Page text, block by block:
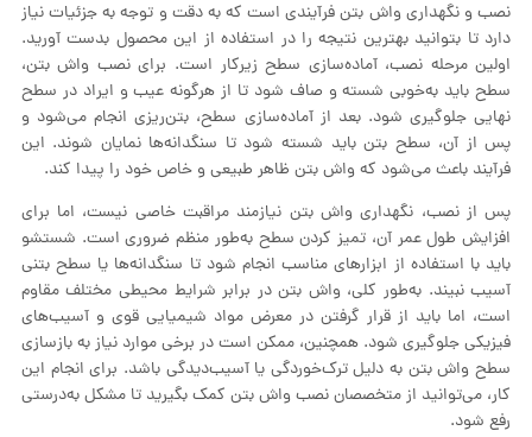
نصب و نگهداری واش بتن فرآیندی است که به دقت و توجه به جزئیات نیاز
دارد تا بتوانید بهترین نتیجه را در استفاده از این محصول بدست آورید.
اولین مرحله نصب، آماده‌سازی سطح زیرکار است. برای نصب واش بتن،
سطح باید به‌خوبی شسته و صاف شود تا از هرگونه عیب و ایراد در سطح
نهایی جلوگیری شود. بعد از آماده‌سازی سطح، بتن‌ریزی انجام می‌شود و
پس از آن، سطح بتن باید شسته شود تا سنگدانه‌ها نمایان شوند. این
فرآیند باعث می‌شود که واش بتن ظاهر طبیعی و خاص خود را پیدا کند.
پس از نصب، نگهداری واش بتن نیازمند مراقبت خاصی نیست، اما برای
افزایش طول عمر آن، تمیز کردن سطح به‌طور منظم ضروری است. شستشو
باید با استفاده از ابزارهای مناسب انجام شود تا سنگدانه‌ها یا سطح بتنی
آسیب نبیند. به‌طور کلی، واش بتن در برابر شرایط محیطی مختلف مقاوم
است، اما باید از قرار گرفتن در معرض مواد شیمیایی قوی و آسیب‌های
فیزیکی جلوگیری شود. همچنین، ممکن است در برخی موارد نیاز به بازسازی
سطح واش بتن به دلیل ترک‌خوردگی یا آسیب‌دیدگی باشد. برای انجام این
کار، می‌توانید از متخصصان نصب واش بتن کمک بگیرید تا مشکل به‌درستی
رفع شود.